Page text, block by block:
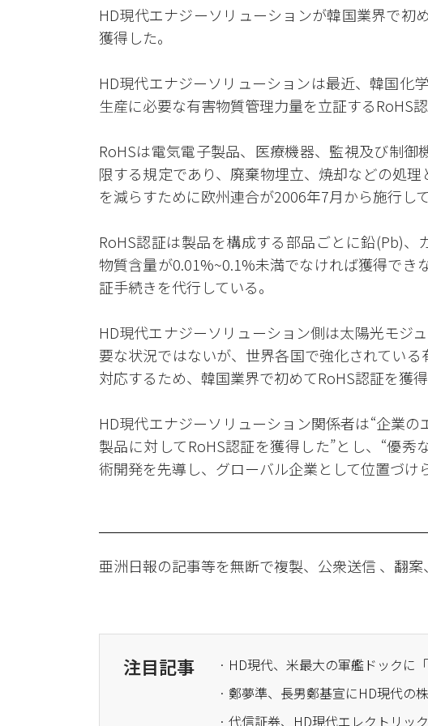
HD現代エナジーソリューションが韓国業界で初
獲得した。
HD現代エナジーソリューションは最近、韓国化
生産に必要な有害物質管理力量を立証するRoHS
RoHSは電気電子製品、医療機器、監視及び制
限する規定であり、廃棄物埋立、焼却などの処
を減らすために欧州連合が2006年7月から施行して
RoHS認証は製品を構成する部品ごとに鉛(Pb)
物質含量が0.01%~0.1%未満でなければ獲得でき
証手続きを代行している。
HD現代エナジーソリューション側は太陽光モジ
要な状況ではないが、世界各国で強化されてい
対応するため、韓国業界で初めてRoHS認証を獲得
HD現代エナジーソリューション関係者は“企業
製品に対してRoHS認証を獲得した”とし、“優
術開発を先導し、グローバル企業として位置づけ
亜洲日報の記事等を無断で複製、公衆送信 、翻案
注目記事
· HD現代、米最大の軍艦ドックに
· 鄭夢準、長男鄭基宣にHD現代
· 代信証券、HD現代エレクトリッ